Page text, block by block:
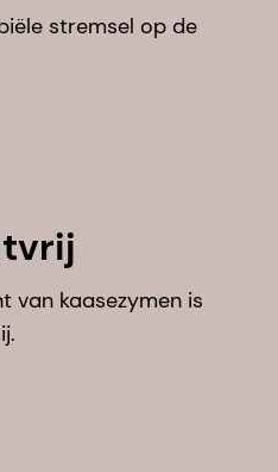
stremsel op de
van kaasezymen is